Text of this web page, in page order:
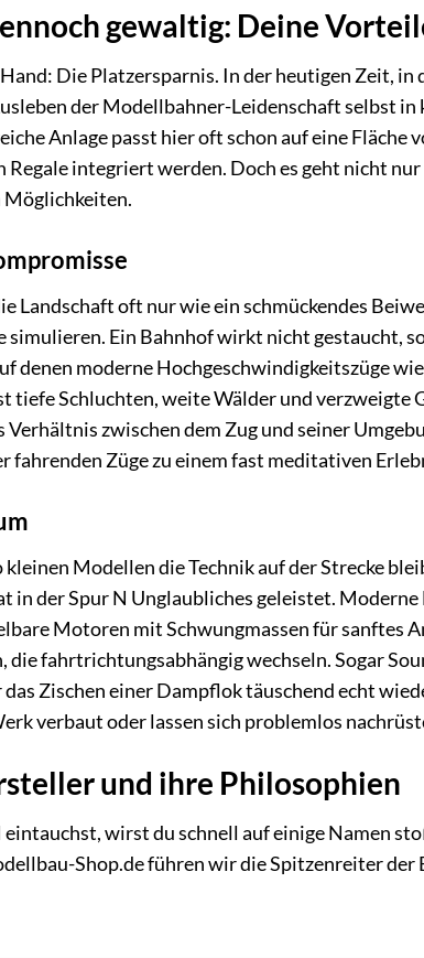
gewaltig: Deine
Die Platzersparnis. In der heutigen Zeit, in
der Modellbahner-Leidenschaft selbst
Anlage passt hier oft schon auf eine Fläche
integriert werden. Doch es geht nicht
Möglichkeiten.
Landschaft oft nur wie ein schmückendes
simulieren. Ein Bahnhof wirkt nicht gestaucht,
denen moderne Hochgeschwindigkeitszüge
tiefe Schluchten, weite Wälder und verzweigte
zwischen dem Zug und seiner
fahrenden Züge zu einem fast meditativen
kleinen Modellen die Technik auf der Strecke
in der Spur N Unglaubliches geleistet.
Motoren mit Schwungmassen für sanftes
fahrtrichtungsabhängig wechseln. Sogar
Zischen einer Dampflok täuschend echt
verbaut oder lassen sich problemlos
und ihre Philosophien
wirst du schnell auf einige Namen
Shop.de führen wir die Spitzenreiter der